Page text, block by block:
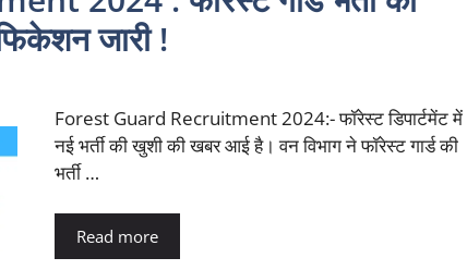
जारी !
Forest Guard Recruitment 2024:- फॉरेस्ट डिपार्टमेंट में
नई भर्ती की खुशी की खबर आई है। वन विभाग ने फॉरेस्ट गार्ड की
भर्ती …
Read more